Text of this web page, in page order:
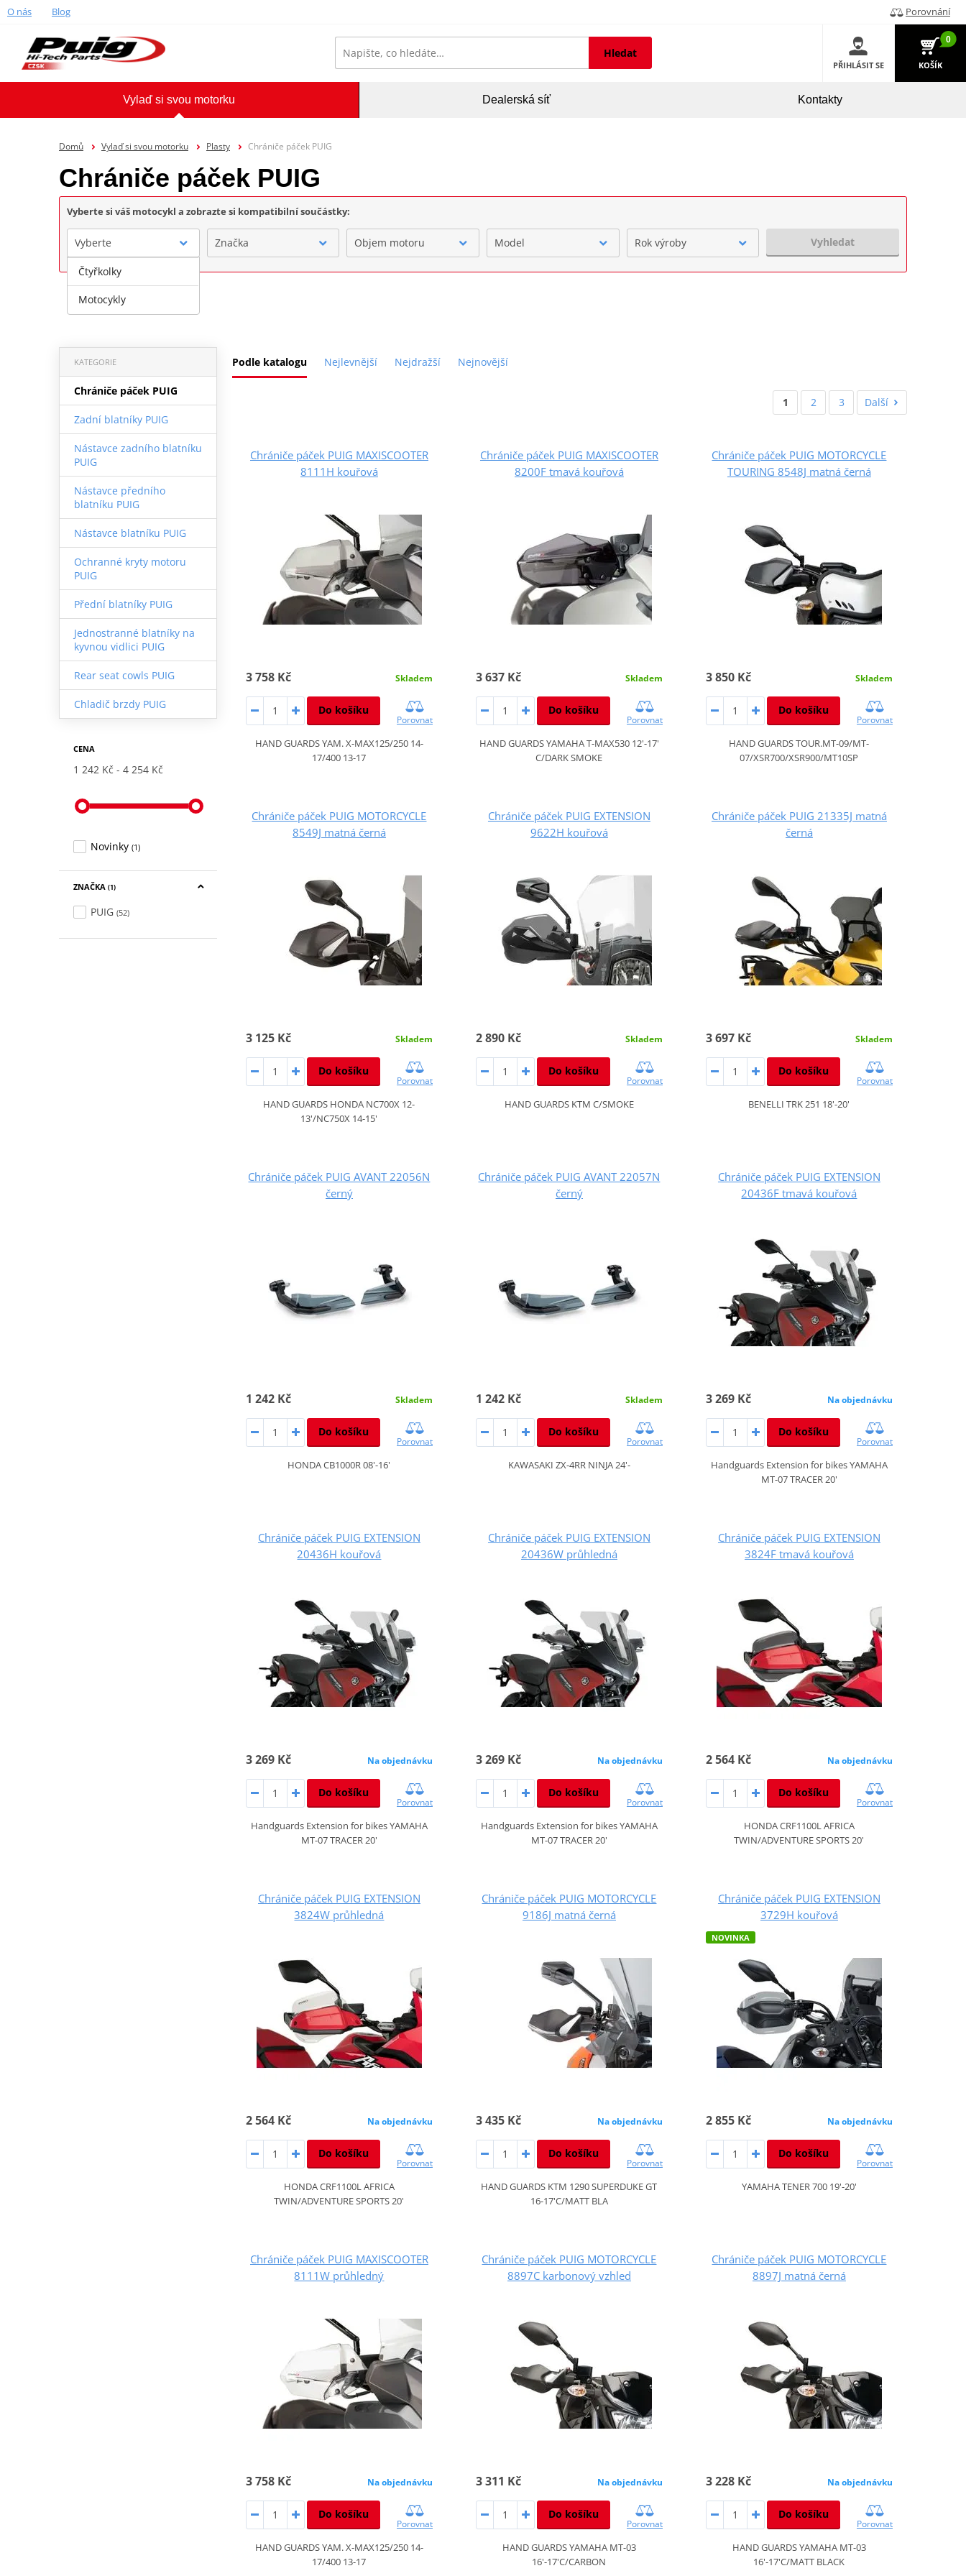
O nás Blog Porovnání
Hledat
PŘIHLÁSIT SE
0
KOŠÍK
Vylaď si svou motorku Dealerská síť Kontakty
Domů Vylaď si svou motorku Plasty Chrániče páček PUIG
Chrániče páček PUIG
Vyberte si váš motocykl a zobrazte si kompatibilní součástky:
Vyberte Značka Objem motoru Model Rok výroby Vyhledat
Podle katalogu Nejlevnější Nejdražší Nejnovější
KATEGORIE
Chrániče páček PUIG
Zadní blatníky PUIG
Nástavce zadního blatníku
PUIG
Nástavce předního
blatníku PUIG
Nástavce blatníku PUIG
Ochranné kryty motoru
PUIG
Přední blatníky PUIG
Jednostranné blatníky na
kyvnou vidlici PUIG
Rear seat cowls PUIG
Chladič brzdy PUIG
CENA
1 242 Kč 4 254 Kč
Novinky (1)
ZNAČKA (1)
PUIG (52)
1 2 3 Další
Chrániče páček PUIG MAXISCOOTER
8111H kouřová
3 758 Kč Skladem
Do košíku
Porovnat
HAND GUARDS YAM. X-MAX125/250 14-
17/400 13-17
Chrániče páček PUIG MAXISCOOTER
8200F tmavá kouřová
3 637 Kč Skladem
Do košíku
Porovnat
HAND GUARDS YAMAHA T-MAX530 12'-17'
C/DARK SMOKE
Chrániče páček PUIG MOTORCYCLE
TOURING 8548J matná černá
3 850 Kč Skladem
Do košíku
Porovnat
HAND GUARDS TOUR.MT-09/MT-
07/XSR700/XSR900/MT10SP
Chrániče páček PUIG MOTORCYCLE
8549J matná černá
3 125 Kč Skladem
Do košíku
Porovnat
HAND GUARDS HONDA NC700X 12-
13'/NC750X 14-15'
Chrániče páček PUIG EXTENSION
9622H kouřová
2 890 Kč Skladem
Do košíku
Porovnat
HAND GUARDS KTM C/SMOKE
Chrániče páček PUIG 21335J matná
černá
3 697 Kč Skladem
Do košíku
Porovnat
BENELLI TRK 251 18'-20'
Chrániče páček PUIG AVANT 22056N
černý
1 242 Kč Skladem
Do košíku
Porovnat
HONDA CB1000R 08'-16'
Chrániče páček PUIG AVANT 22057N
černý
1 242 Kč Skladem
Do košíku
Porovnat
KAWASAKI ZX-4RR NINJA 24'-
Chrániče páček PUIG EXTENSION
20436F tmavá kouřová
3 269 Kč Na objednávku
Do košíku
Porovnat
Handguards Extension for bikes YAMAHA
MT-07 TRACER 20'
Chrániče páček PUIG EXTENSION
20436H kouřová
3 269 Kč Na objednávku
Do košíku
Porovnat
Handguards Extension for bikes YAMAHA
MT-07 TRACER 20'
Chrániče páček PUIG EXTENSION
20436W průhledná
3 269 Kč Na objednávku
Do košíku
Porovnat
Handguards Extension for bikes YAMAHA
MT-07 TRACER 20'
Chrániče páček PUIG EXTENSION
3824F tmavá kouřová
2 564 Kč Na objednávku
Do košíku
Porovnat
HONDA CRF1100L AFRICA
TWIN/ADVENTURE SPORTS 20'
Chrániče páček PUIG EXTENSION
3824W průhledná
2 564 Kč Na objednávku
Do košíku
Porovnat
HONDA CRF1100L AFRICA
TWIN/ADVENTURE SPORTS 20'
Chrániče páček PUIG MOTORCYCLE
9186J matná černá
3 435 Kč Na objednávku
Do košíku
Porovnat
HAND GUARDS KTM 1290 SUPERDUKE GT
16-17'C/MATT BLA
Chrániče páček PUIG EXTENSION
3729H kouřová
NOVINKA
2 855 Kč Na objednávku
Do košíku
Porovnat
YAMAHA TENER 700 19'-20'
Chrániče páček PUIG MAXISCOOTER
8111W průhledný
3 758 Kč Na objednávku
Do košíku
Porovnat
HAND GUARDS YAM. X-MAX125/250 14-
17/400 13-17
Chrániče páček PUIG MOTORCYCLE
8897C karbonový vzhled
3 311 Kč Na objednávku
Do košíku
Porovnat
HAND GUARDS YAMAHA MT-03
16'-17'C/CARBON
Chrániče páček PUIG MOTORCYCLE
8897J matná černá
3 228 Kč Na objednávku
Do košíku
Porovnat
HAND GUARDS YAMAHA MT-03
16'-17'C/MATT BLACK
Čtyřkolky
Motocykly